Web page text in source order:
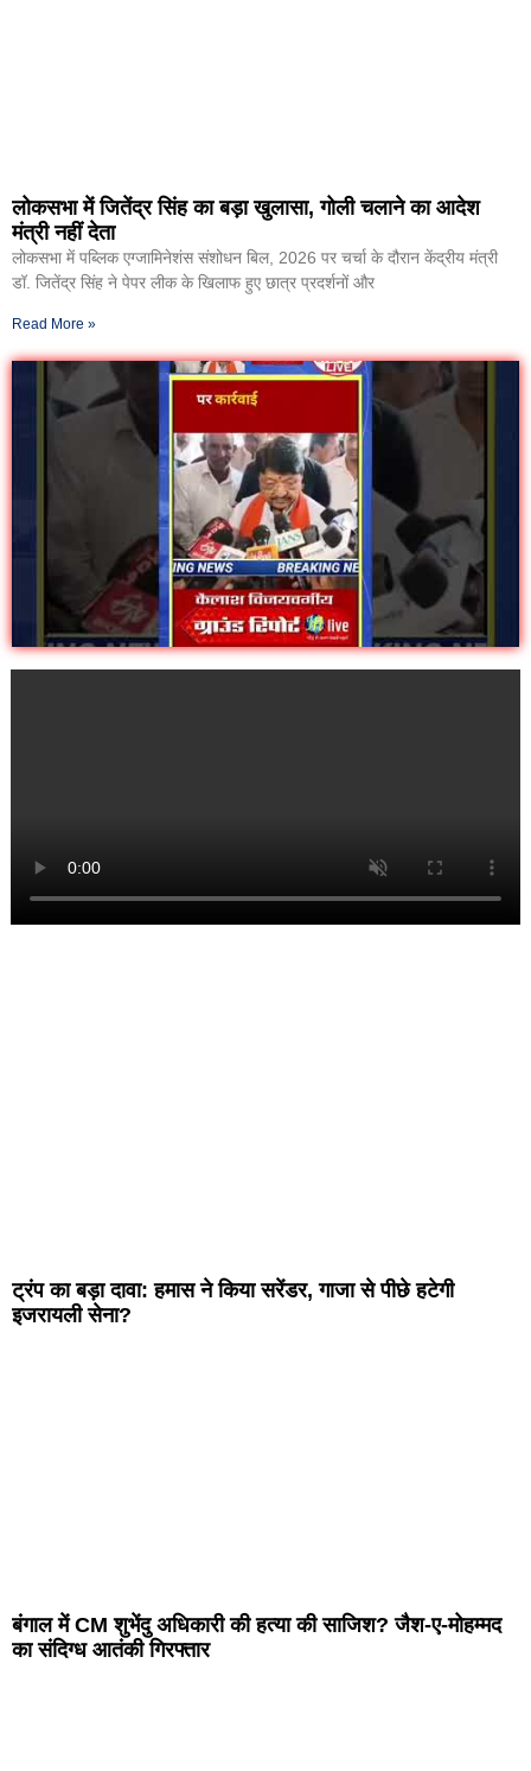
लोकसभा में जितेंद्र सिंह का बड़ा खुलासा, गोली चलाने का आदेश
मंत्री नहीं देता
लोकसभा में पब्लिक एग्जामिनेशंस संशोधन बिल, 2026 पर चर्चा के दौरान केंद्रीय मंत्री
डॉ. जितेंद्र सिंह ने पेपर लीक के खिलाफ हुए छात्र प्रदर्शनों और
Read More »
ट्रंप का बड़ा दावा: हमास ने किया सरेंडर, गाजा से पीछे हटेगी
इजरायली सेना?
बंगाल में CM शुभेंदु अधिकारी की हत्या की साजिश? जैश-ए-मोहम्मद
का संदिग्ध आतंकी गिरफ्तार